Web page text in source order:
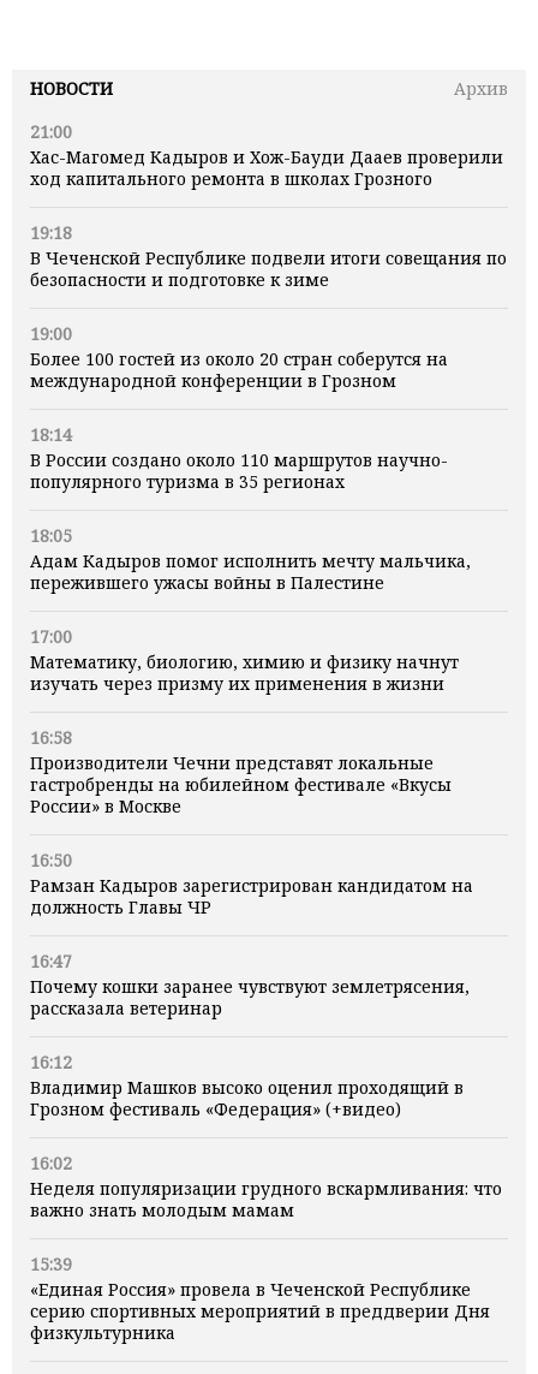
НОВОСТИ
Архив
21:00
Хас-Магомед Кадыров и Хож-Бауди Дааев проверили
ход капитального ремонта в школах Грозного
19:18
В Чеченской Республике подвели итоги совещания по
безопасности и подготовке к зиме
19:00
Более 100 гостей из около 20 стран соберутся на
международной конференции в Грозном
18:14
В России создано около 110 маршрутов научно-
популярного туризма в 35 регионах
18:05
Адам Кадыров помог исполнить мечту мальчика,
пережившего ужасы войны в Палестине
17:00
Математику, биологию, химию и физику начнут
изучать через призму их применения в жизни
16:58
Производители Чечни представят локальные
гастробренды на юбилейном фестивале «Вкусы
России» в Москве
16:50
Рамзан Кадыров зарегистрирован кандидатом на
должность Главы ЧР
16:47
Почему кошки заранее чувствуют землетрясения,
рассказала ветеринар
16:12
Владимир Машков высоко оценил проходящий в
Грозном фестиваль «Федерация» (+видео)
16:02
Неделя популяризации грудного вскармливания: что
важно знать молодым мамам
15:39
«Единая Россия» провела в Чеченской Республике
серию спортивных мероприятий в преддверии Дня
физкультурника